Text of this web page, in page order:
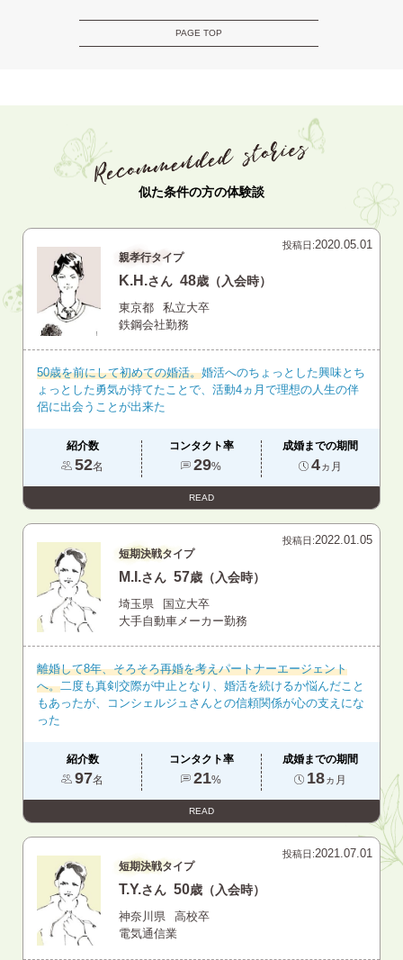
PAGE TOP
似た条件の方の体験談
投稿日:2020.05.01
親孝行タイプ
K.H.さん 48歳（入会時）
東京都
私立大卒
鉄鋼会社勤務
50歳を前にして初めての婚活。婚活へのちょっとした興味とち
ょっとした勇気が持てたことで、活動4ヵ月で理想の人生の伴
侶に出会うことが出来た
紹介数
52名
コンタクト率
29%
成婚までの期間
4ヵ月
READ
投稿日:2022.01.05
短期決戦タイプ
M.I.さん 57歳（入会時）
埼玉県
国立大卒
大手自動車メーカー勤務
離婚して8年、そろそろ再婚を考えパートナーエージェント
へ。二度も真剣交際が中止となり、婚活を続けるか悩んだこと
もあったが、コンシェルジュさんとの信頼関係が心の支えにな
った
紹介数
97名
コンタクト率
21%
成婚までの期間
18ヵ月
READ
投稿日:2021.07.01
短期決戦タイプ
T.Y.さん 50歳（入会時）
神奈川県
高校卒
電気通信業